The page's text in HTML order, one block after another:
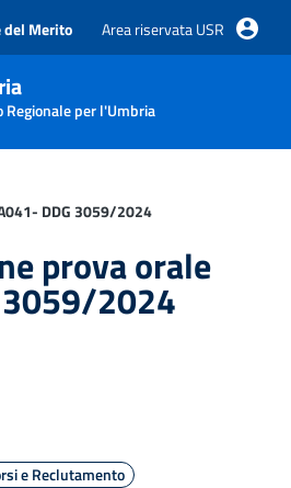
Merito Area riservata USR
Regionale per l'Umbria
DDG 3059/2024
prova orale
2024
e Reclutamento